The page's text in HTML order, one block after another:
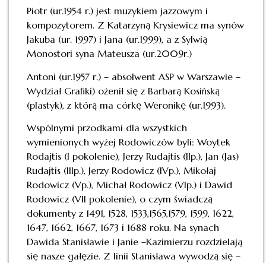
Piotr (ur.1954 r.) jest muzykiem jazzowym i
kompozytorem. Z Katarzyną Krysiewicz ma synów
Jakuba (ur. 1997) i Jana (ur.1999), a z Sylwią
Monostori syna Mateusza (ur.2009r.)
Antoni (ur.1957 r.) – absolwent ASP w Warszawie –
Wydział Grafiki) ożenił się z Barbarą Kosińską
(plastyk), z którą ma córkę Weronikę (ur.1993).
Wspólnymi przodkami dla wszystkich
wymienionych wyżej Rodowiczów byli: Woytek
Rodajtis (I pokolenie), Jerzy Rudajtis (IIp.), Jan (Jas)
Rudajtis (IIIp.), Jerzy Rodowicz (IVp.), Mikołaj
Rodowicz (Vp.), Michał Rodowicz (VIp.) i Dawid
Rodowicz (VII pokolenie), o czym świadczą
dokumenty z 1491, 1528, 1533,1565,1579, 1599, 1622,
1647, 1662, 1667, 1673 i 1688 roku. Na synach
Dawida Stanisławie i Janie –Kazimierzu rozdzielają
się nasze gałęzie. Z linii Stanisława wywodzą się –